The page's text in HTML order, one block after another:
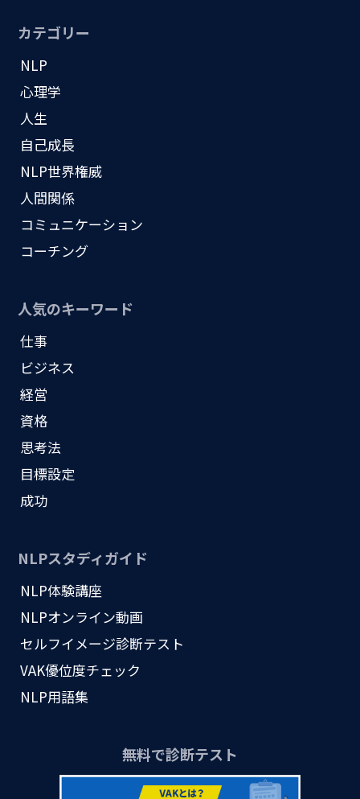
カテゴリー
NLP
心理学
人生
自己成長
NLP世界権威
人間関係
コミュニケーション
コーチング
人気のキーワード
仕事
ビジネス
経営
資格
思考法
目標設定
成功
NLPスタディガイド
NLP体験講座
NLPオンライン動画
セルフイメージ診断テスト
VAK優位度チェック
NLP用語集
無料で診断テスト